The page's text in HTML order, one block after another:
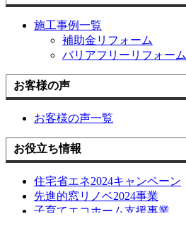
施工事例一覧
補助金リフォーム
バリアフリーリフォーム
お客様の声
お客様の声一覧
お役立ち情報
住宅省エネ2024キャンペーン
先進的窓リノベ2024事業
子育てエコホーム支援事業